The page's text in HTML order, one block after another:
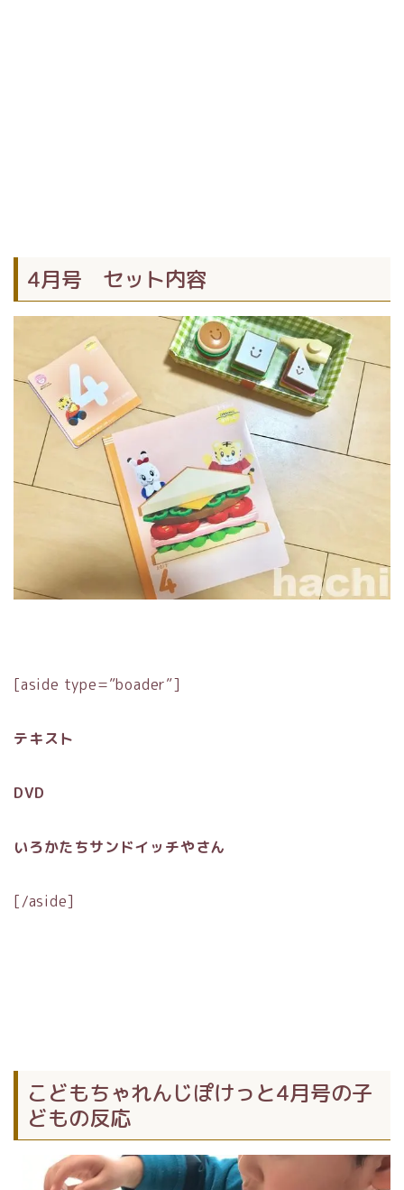
4月号 セット内容
[aside type=”boader”]
テキスト
DVD
いろかたちサンドイッチやさん
[/aside]
こどもちゃれんじぽけっと4月号の子
どもの反応